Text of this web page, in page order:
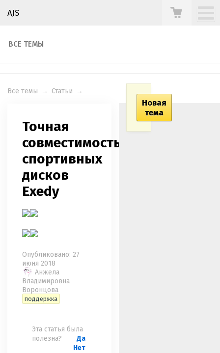
AJS
ВСЕ ТЕМЫ
Все темы → Статьи →
Точная
совместимость
спортивных
дисков
Exedy
Опубликовано: 27
июня 2018
Анжела
Владимировна
Воронцова
поддержка
Эта статья была
полезна?
Да
Нет
Новая
тема